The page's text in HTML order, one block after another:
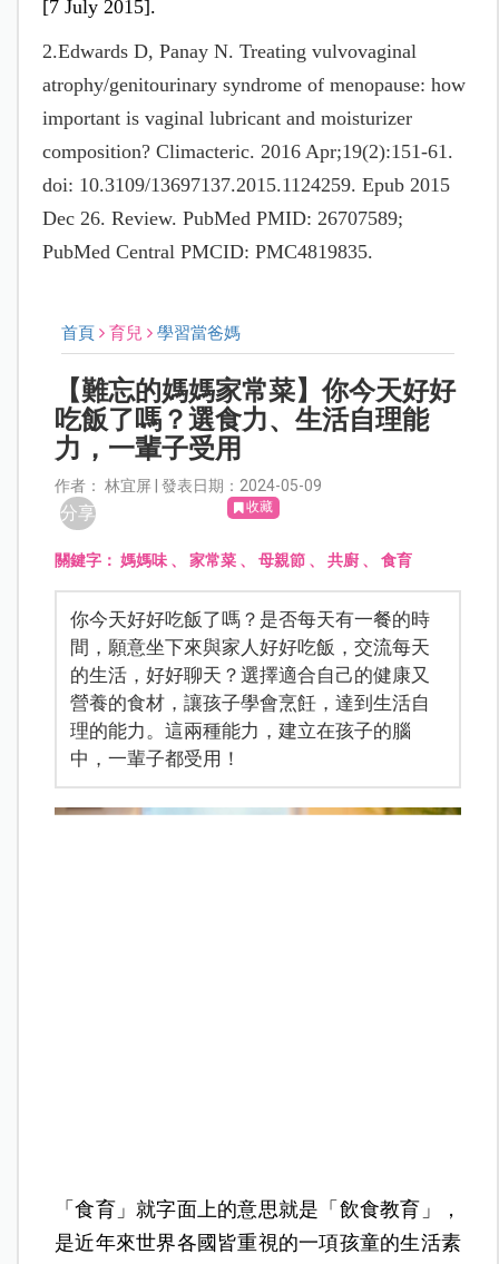
[7 July 2015].
2.Edwards D, Panay N. Treating vulvovaginal
atrophy/genitourinary syndrome of menopause: how
important is vaginal lubricant and moisturizer
composition? Climacteric. 2016 Apr;19(2):151-61.
doi: 10.3109/13697137.2015.1124259. Epub 2015
Dec 26. Review. PubMed PMID: 26707589;
PubMed Central PMCID: PMC4819835.
首頁 育兒 學習當爸媽
【難忘的媽媽家常菜】你今天好好
吃飯了嗎？選食力、生活自理能
力，一輩子受用
作者： 林宜屏 | 發表日期：2024-05-09
分享 收藏
關鍵字：媽媽味 、家常菜 、母親節 、共廚 、食育
你今天好好吃飯了嗎？是否每天有一餐的時
間，願意坐下來與家人好好吃飯，交流每天
的生活，好好聊天？選擇適合自己的健康又
營養的食材，讓孩子學會烹飪，達到生活自
理的能力。這兩種能力，建立在孩子的腦
中，一輩子都受用！
「食育」就字面上的意思就是「飲食教育」，
是近年來世界各國皆重視的一項孩童的生活素